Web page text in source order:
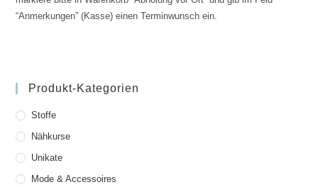
“Anmerkungen” (Kasse) einen Terminwunsch ein.
Produkt-Kategorien
Stoffe
Nähkurse
Unikate
Mode & Accessoires